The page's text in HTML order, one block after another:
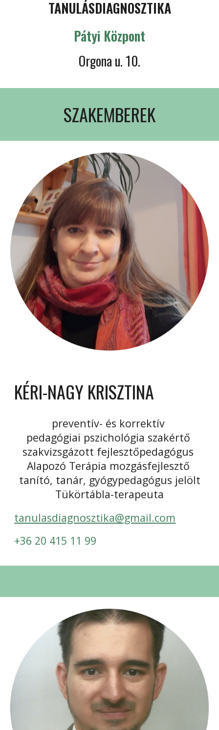
TANULÁSDIAGNOSZTIKA
Pátyi Központ
Orgona u. 10.
SZAKEMBEREK
KÉRI-NAGY KRISZTINA
preventív- és korrektív
pedagógiai pszichológia szakértő
szakvizsgázott fejlesztőpedagógus
Alapozó Terápia mozgásfejlesztő
tanító, tanár, gyógypedagógus jelölt
Tükörtábla-terapeuta
tanulasdiagnosztika@gmail.com
+36 20 415 11 99